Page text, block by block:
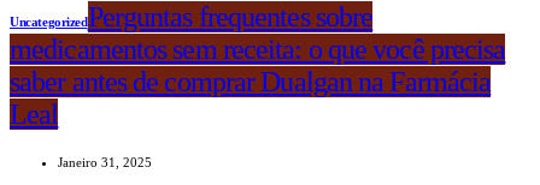
UncategorizedPerguntas frequentes sobre
medicamentos sem receita: o que você precisa
saber antes de comprar Dualgan na Farmácia
Leal
Janeiro 31, 2025